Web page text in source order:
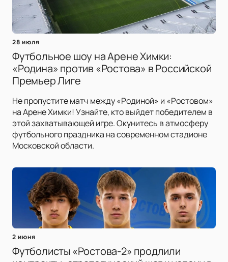
28 июля
Футбольное шоу на Арене Химки:
«Родина» против «Ростова» в Российской
Премьер Лиге
Не пропустите матч между «Родиной» и «Ростовом»
на Арене Химки! Узнайте, кто выйдет победителем в
этой захватывающей игре. Окунитесь в атмосферу
футбольного праздника на современном стадионе
Московской области.
2 июня
Футболисты «Ростова-2» продлили